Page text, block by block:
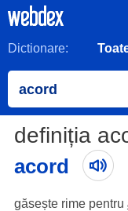
Dictionare:
definiția
acord
găsește rime pentru